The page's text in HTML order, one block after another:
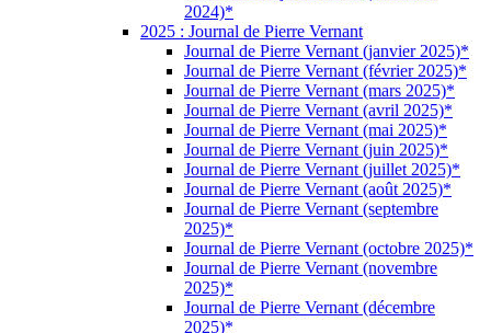
2024)*
2025 : Journal de Pierre Vernant
Journal de Pierre Vernant (janvier 2025)*
Journal de Pierre Vernant (février 2025)*
Journal de Pierre Vernant (mars 2025)*
Journal de Pierre Vernant (avril 2025)*
Journal de Pierre Vernant (mai 2025)*
Journal de Pierre Vernant (juin 2025)*
Journal de Pierre Vernant (juillet 2025)*
Journal de Pierre Vernant (août 2025)*
Journal de Pierre Vernant (septembre
2025)*
Journal de Pierre Vernant (octobre 2025)*
Journal de Pierre Vernant (novembre
2025)*
Journal de Pierre Vernant (décembre
2025)*